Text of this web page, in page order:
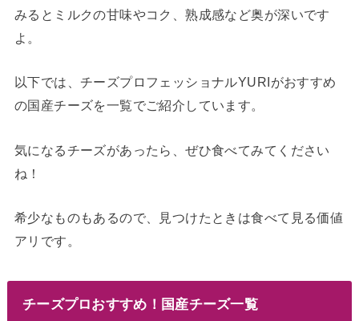
みるとミルクの甘味やコク、熟成感など奥が深いです
よ。
以下では、チーズプロフェッショナルYURIがおすすめ
の国産チーズを一覧でご紹介しています。
気になるチーズがあったら、ぜひ食べてみてください
ね！
希少なものもあるので、見つけたときは食べて見る価値
アリです。
チーズプロおすすめ！国産チーズ一覧